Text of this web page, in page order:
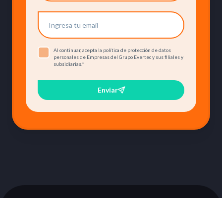
Al continuar, acepta la política de protección de datos
personales de Empresas del Grupo Evertec y sus filiales y
subsidiarias.*
Enviar